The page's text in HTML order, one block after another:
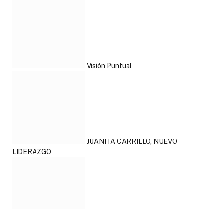
Visión Puntual
JUANITA CARRILLO, NUEVO
LIDERAZGO